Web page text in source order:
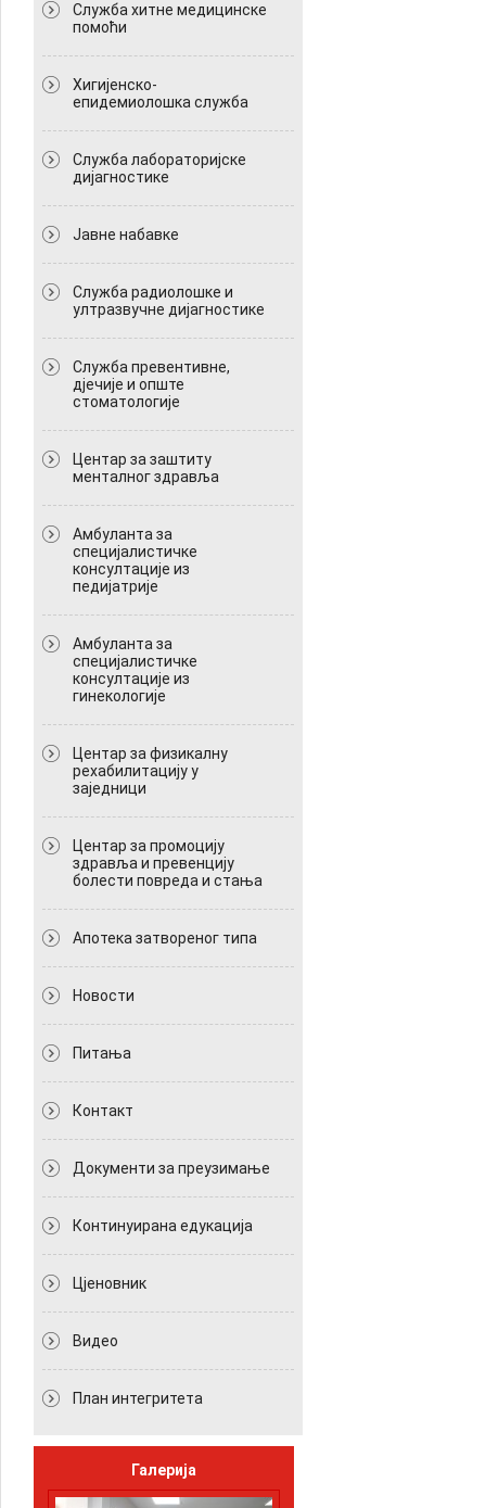
Служба хитне медицинске
помоћи
Хигијенско-
епидемиолошка служба
Служба лабораторијске
дијагностике
Јавне набавке
Служба радиолошке и
ултразвучне дијагностике
Служба превентивне,
дјечије и опште
стоматологије
Центар за заштиту
менталног здравља
Амбуланта за
специјалистичке
консултације из
педијатрије
Амбуланта за
специјалистичке
консултације из
гинекологије
Центар за физикалну
рехабилитацију у
заједници
Центар за промоцију
здравља и превенцију
болести повреда и стања
Апотека затвореног типа
Новости
Питања
Контакт
Документи за преузимање
Континуирана едукација
Цјеновник
Видео
План интегритета
Галерија